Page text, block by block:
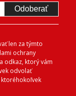
Odoberať
len za týmto
ochrany
odkaz, ktorý vám
odvolať